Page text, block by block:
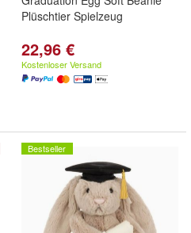
Plüschtier Spielzeug
22,96 €
Kostenloser Versand
Bestseller